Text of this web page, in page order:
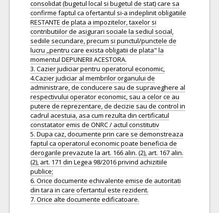
consolidat (bugetul local si bugetul de stat) care sa
confirme faptul ca ofertantul si-a indeplinit obligatiile
RESTANTE de plata a impozitelor, taxelor si
contributiilor de asigurari sociale la sediul social,
sediile secundare, precum si punctul/punctele de
lucru ,,pentru care exista obligatii de plata" la
momentul DEPUNERII ACESTORA.
3. Cazier judiciar pentru operatorul economic,
4.Cazier judiciar al membrilor organului de
administrare, de conducere sau de supraveghere al
respectivului operator economic, sau a celor ce au
putere de reprezentare, de decizie sau de control in
cadrul acestuia, asa cum rezulta din certificatul
constatator emis de ONRC / actul constitutiv
5. Dupa caz, documente prin care se demonstreaza
faptul ca operatorul economic poate beneficia de
derogarile prevazute la art. 166 alin. (2), art. 167 alin.
(2), art. 171 din Legea 98/2016 privind achizitiile
publice;
6. Orice documente echivalente emise de autoritati
din tara in care ofertantul este rezident.
7. Orice alte documente edificatoare.